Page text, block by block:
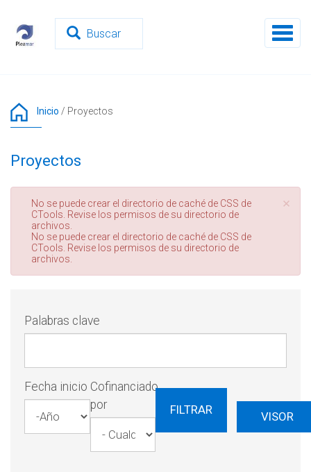
contenido
principal
Toggle
Inicio / Proyectos
Proyectos
×
Mensaje
de
error
No se puede crear el directorio de caché de CSS de
CTools. Revise los permisos de su directorio de
archivos.
No se puede crear el directorio de caché de CSS de
CTools. Revise los permisos de su directorio de
archivos.
Palabras clave
Fecha inicio Cofinanciado
por
FILTRAR VISOR